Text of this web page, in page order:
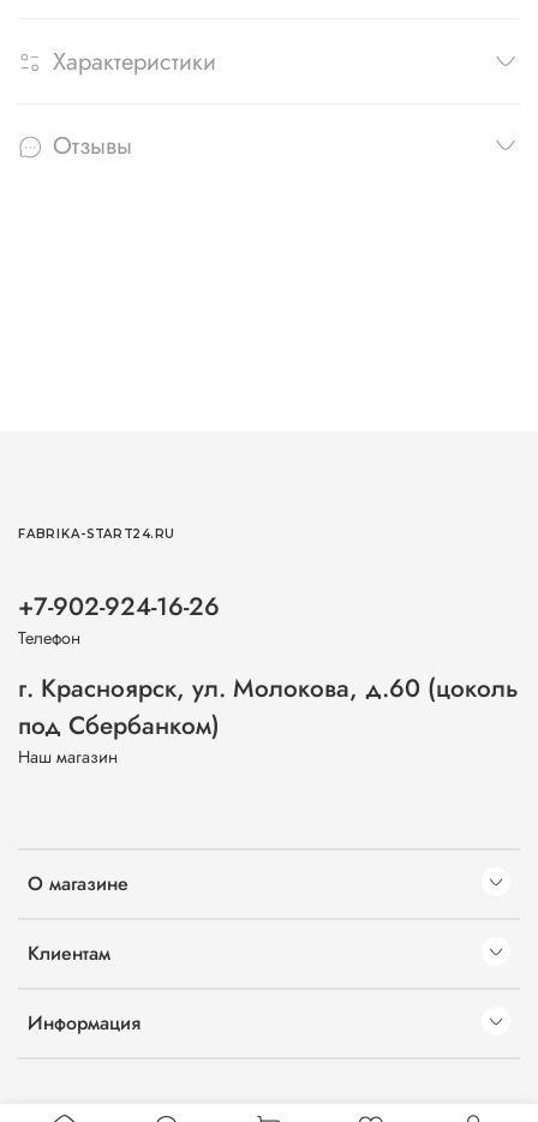
Характеристики
Отзывы
О магазине
Клиентам
Информация
FABRIKA-START24.RU
+7-902-924-16-26
Телефон
г. Красноярск, ул. Молокова, д.60 (цоколь
под Сбербанком)
Наш магазин